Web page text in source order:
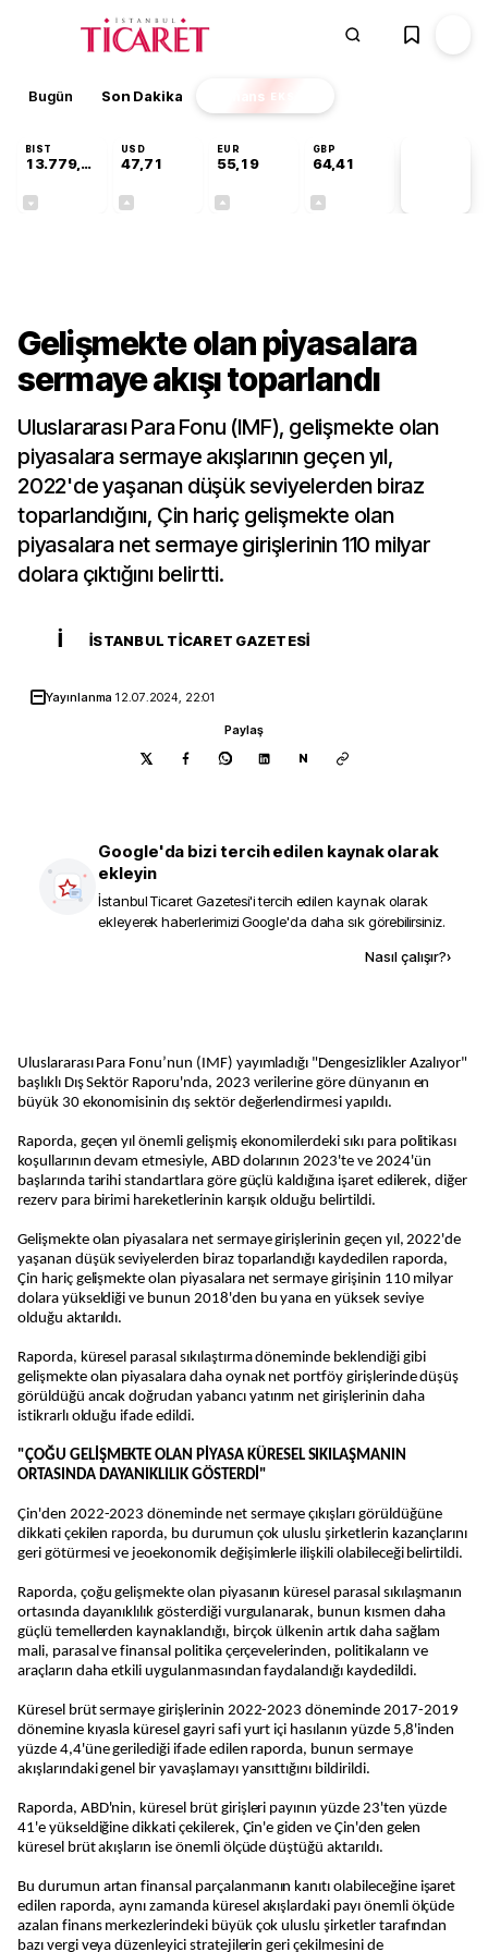
Bugün Son Dakika Finans EKSTRA
BIST
13.779,39
USD
47,71
EUR
55,19
GBP
64,41
Gelişmekte olan piyasalara
sermaye akışı toparlandı
Uluslararası Para Fonu (IMF), gelişmekte olan
piyasalara sermaye akışlarının geçen yıl,
2022'de yaşanan düşük seviyelerden biraz
toparlandığını, Çin hariç gelişmekte olan
piyasalara net sermaye girişlerinin 110 milyar
dolara çıktığını belirtti.
İ İSTANBUL TICARET GAZETESI
Yayınlanma 12.07.2024, 22:01
Paylaş
N
Google'da bizi tercih edilen kaynak olarak
ekleyin
İstanbul Ticaret Gazetesi'i tercih edilen kaynak olarak
ekleyerek haberlerimizi Google'da daha sık görebilirsiniz.
Nasıl çalışır?›
Uluslararası Para Fonu’nun (IMF) yayımladığı "Dengesizlikler Azalıyor"
başlıklı Dış Sektör Raporu'nda, 2023 verilerine göre dünyanın en
büyük 30 ekonomisinin dış sektör değerlendirmesi yapıldı.
Raporda, geçen yıl önemli gelişmiş ekonomilerdeki sıkı para politikası
koşullarının devam etmesiyle, ABD dolarının 2023'te ve 2024'ün
başlarında tarihi standartlara göre güçlü kaldığına işaret edilerek, diğer
rezerv para birimi hareketlerinin karışık olduğu belirtildi.
Gelişmekte olan piyasalara net sermaye girişlerinin geçen yıl, 2022'de
yaşanan düşük seviyelerden biraz toparlandığı kaydedilen raporda,
Çin hariç gelişmekte olan piyasalara net sermaye girişinin 110 milyar
dolara yükseldiği ve bunun 2018'den bu yana en yüksek seviye
olduğu aktarıldı.
Raporda, küresel parasal sıkılaştırma döneminde beklendiği gibi
gelişmekte olan piyasalara daha oynak net portföy girişlerinde düşüş
görüldüğü ancak doğrudan yabancı yatırım net girişlerinin daha
istikrarlı olduğu ifade edildi.
"ÇOĞU GELİŞMEKTE OLAN PİYASA KÜRESEL SIKILAŞMANIN
ORTASINDA DAYANIKLILIK GÖSTERDİ"
Çin'den 2022-2023 döneminde net sermaye çıkışları görüldüğüne
dikkati çekilen raporda, bu durumun çok uluslu şirketlerin kazançlarını
geri götürmesi ve jeoekonomik değişimlerle ilişkili olabileceği belirtildi.
Raporda, çoğu gelişmekte olan piyasanın küresel parasal sıkılaşmanın
ortasında dayanıklılık gösterdiği vurgulanarak, bunun kısmen daha
güçlü temellerden kaynaklandığı, birçok ülkenin artık daha sağlam
mali, parasal ve finansal politika çerçevelerinden, politikaların ve
araçların daha etkili uygulanmasından faydalandığı kaydedildi.
Küresel brüt sermaye girişlerinin 2022-2023 döneminde 2017-2019
dönemine kıyasla küresel gayri safi yurt içi hasılanın yüzde 5,8'inden
yüzde 4,4'üne gerilediği ifade edilen raporda, bunun sermaye
akışlarındaki genel bir yavaşlamayı yansıttığını bildirildi.
Raporda, ABD'nin, küresel brüt girişleri payının yüzde 23'ten yüzde
41'e yükseldiğine dikkati çekilerek, Çin'e giden ve Çin'den gelen
küresel brüt akışların ise önemli ölçüde düştüğü aktarıldı.
Bu durumun artan finansal parçalanmanın kanıtı olabileceğine işaret
edilen raporda, aynı zamanda küresel akışlardaki payı önemli ölçüde
azalan finans merkezlerindeki büyük çok uluslu şirketler tarafından
bazı vergi veya düzenleyici stratejilerin geri çekilmesini de